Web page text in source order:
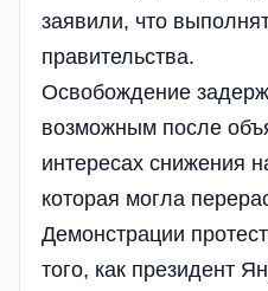
заявили, что
правительства.
Освобождение
возможным после
интересах снижения
которая могла
Демонстрации
того, как президент